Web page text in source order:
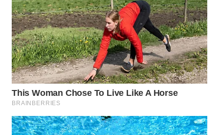
WAHANA
TANI
WAHANA
ADVOKAT
WAHANA
INFRASTRUKTUR
WAHANA